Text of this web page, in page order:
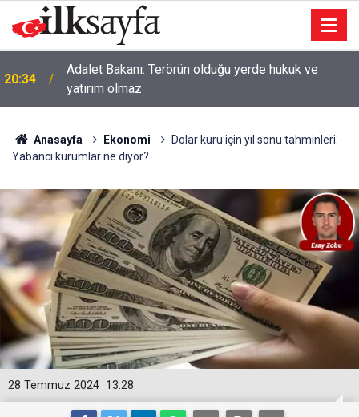
20:34
Adalet Bakanı: Terörün olduğu yerde hukuk ve
yatırım olmaz
Anasayfa Ekonomi
Dolar kuru için yıl sonu tahminleri:
Yabancı kurumlar ne diyor?
13:28
28 Temmuz 2024